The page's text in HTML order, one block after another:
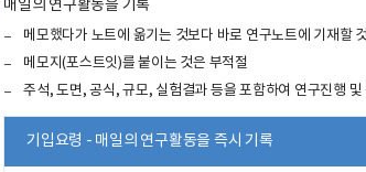
매일의 연구활동을 기록
메모했다가 노트에 옮기는 것보다 바로 연구노트에 기재할
메모지(포스트잇)를 붙이는 것은 부적절
주석, 도면, 공식, 규모, 실험결과 등을 포함하여 연구진행
기입요령 - 매일의 연구활동을 즉시 기록